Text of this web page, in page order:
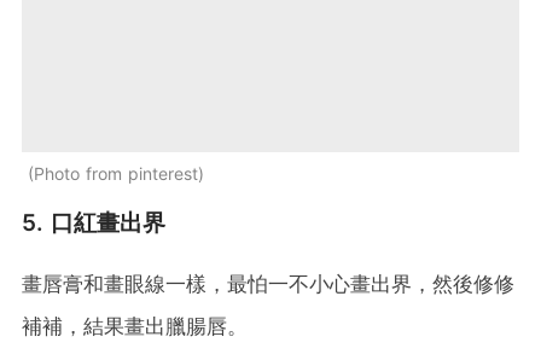
Photo from pinterest
5. 口紅畫出界
畫唇膏和畫眼線一樣，最怕一不小心畫出界，然後修修
補補，結果畫出臘腸唇。